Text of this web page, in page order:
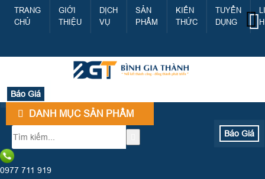
TRANG
CHỦ
GIỚI
THIỆU
DỊCH
VỤ
SẢN
PHẨM
KIẾN
THỨC
TUYỂN
DỤNG
Báo Giá
DANH MỤC SẢN PHẨM
Báo Giá
0977 711 919